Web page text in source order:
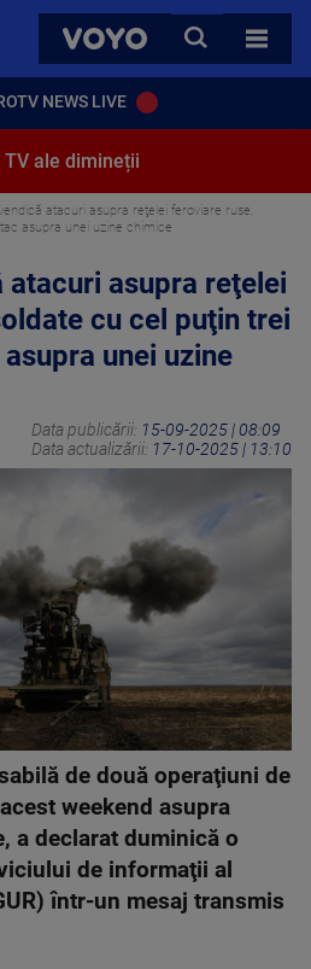
VOYO
CAUTA
TOATE
NEWS LIVE
TV ale dimineții
atacuri asupra reţelei feroviare ruse,
asupra unei uzine chimice
atacuri asupra reţelei
cu cel puţin trei
unei uzine
Data publicării: 15-09-2025 | 08:09
Data actualizării: 17-10-2025 | 13:10
de două operaţiuni de
weekend asupra
a declarat duminică o
de informaţii al
într-un mesaj transmis